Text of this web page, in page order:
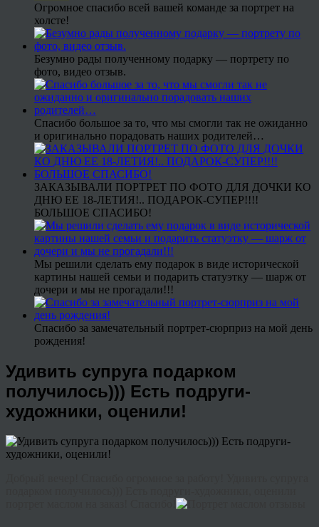
Огромное спасибо всей вашей команде за портрет на
холсте!
Безумно рады полученному подарку — портрету по
фото, видео отзыв.
Спасибо большое за то, что мы смогли так не ожиданно
и оригинально порадовать наших родителей…
ЗАКАЗЫВАЛИ ПОРТРЕТ ПО ФОТО ДЛЯ ДОЧКИ КО
ДНЮ ЕЕ 18-ЛЕТИЯ!.. ПОДАРОК-СУПЕР!!!!
БОЛЬШОЕ СПАСИБО!
Мы решили сделать ему подарок в виде исторической
картины нашей семьи и подарить статуэтку — шарж от
дочери и мы не прогадали!!!
Спасибо за замечательный портрет-сюрприз на мой день
рождения!
Удивить супруга подарком
получилось))) Есть подруги-
художники, оценили!